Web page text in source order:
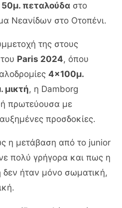
50μ. πεταλούδα στο
Νεανίδων στο Οτοπένι.
της στους
Paris 2024, όπου
4×100μ.
μικτή, η Damborg
πρωτεύουσα με
προσδοκίες.
η μετάβαση από το junior
πολύ γρήγορα και πως η
ήταν μόνο σωματική,